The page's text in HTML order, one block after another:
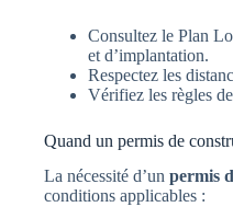
Consultez le Plan
et d’implantation.
Respectez les
Vérifiez les règles
Quand un permis de
La nécessité d’un permis
conditions applicables :